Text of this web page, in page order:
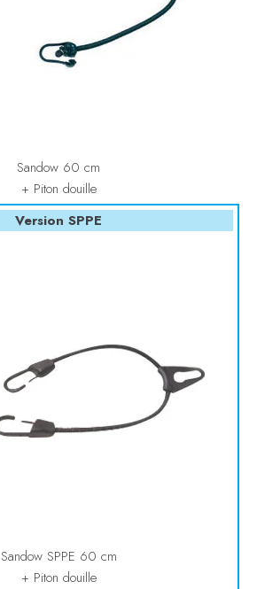
Sandow 60 cm
+ Piton douille
Version SPPE
Sandow SPPE 60 cm
+ Piton douille